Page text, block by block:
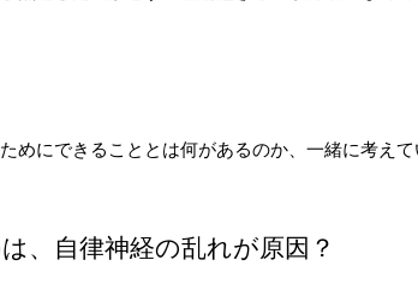
めにできることとは何があるのか、一緒に考えて
、自律神経の乱れが原因？